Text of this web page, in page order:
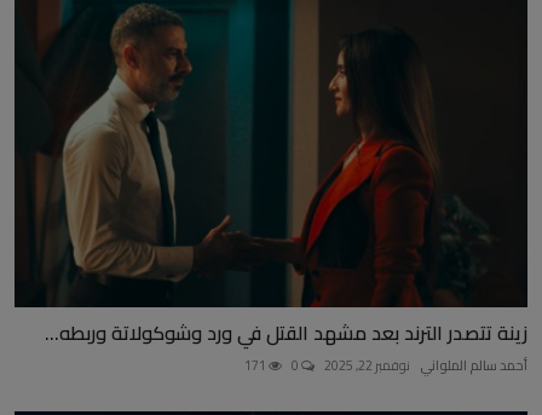
زينة تتصدر الترند بعد مشهد القتل في ورد وشوكولاتة وربطه...
أحمد سالم الملواني نوفمبر 22, 2025